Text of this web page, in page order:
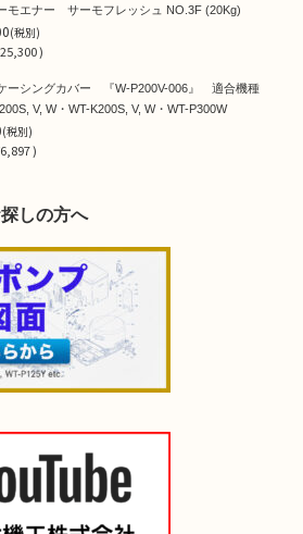
モエナー サーモフレッシュ NO.3F (20Kg)
(税別)
)
ーシングカバー 『W-P200V-006』 適合機種
V, W・WT-K200S, V, W・WT-P300W
(税別)
)
しの方へ